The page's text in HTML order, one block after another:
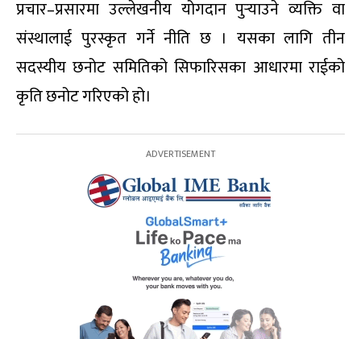
प्रचार–प्रसारमा उल्लेखनीय योगदान पुर्‍याउने व्यक्ति वा
संस्थालाई पुरस्कृत गर्ने नीति छ । यसका लागि तीन
सदस्यीय छनोट समितिको सिफारिसका आधारमा राईको
कृति छनोट गरिएको हो।